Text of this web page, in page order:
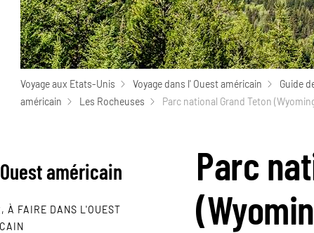
Voyage aux Etats-Unis Voyage dans l' Ouest américain Guide
américain
Les Rocheuses Parc national Grand Teton
Ouest américain
À FAIRE DANS L'OUEST
Parc